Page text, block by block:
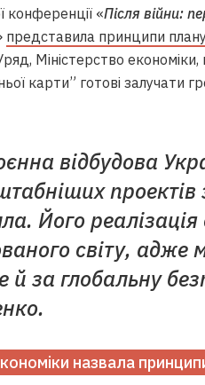
конференції «Після війни:
представила принципи
Міністерство економіки,
карти” готові
відбудова
проектів
Його реалізація
світу,
й за глобальну
назвала